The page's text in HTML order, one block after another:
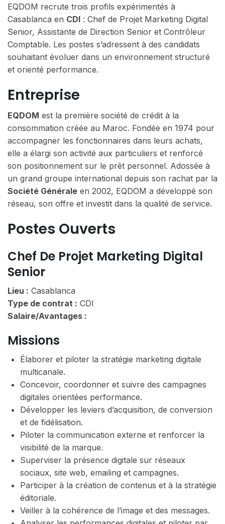
EQDOM recrute trois profils expérimentés à
Casablanca en CDI : Chef de Projet Marketing Digital
Senior, Assistante de Direction Senior et Contrôleur
Comptable. Les postes s’adressent à des candidats
souhaitant évoluer dans un environnement structuré
et orienté performance.
Entreprise
EQDOM est la première société de crédit à la
consommation créée au Maroc. Fondée en 1974 pour
accompagner les fonctionnaires dans leurs achats,
elle a élargi son activité aux particuliers et renforcé
son positionnement sur le prêt personnel. Adossée à
un grand groupe international depuis son rachat par la
Société Générale en 2002, EQDOM a développé son
réseau, son offre et investit dans la qualité de service.
Postes Ouverts
Chef De Projet Marketing Digital
Senior
Lieu : Casablanca
Type de contrat : CDI
Salaire/Avantages :
Missions
Élaborer et piloter la stratégie marketing digitale
multicanale.
Concevoir, coordonner et suivre des campagnes
digitales orientées performance.
Développer les leviers d’acquisition, de conversion
et de fidélisation.
Piloter la communication externe et renforcer la
visibilité de la marque.
Superviser la présence digitale sur réseaux
sociaux, site web, emailing et campagnes.
Participer à la création de contenus et à la stratégie
éditoriale.
Veiller à la cohérence de l’image et des messages.